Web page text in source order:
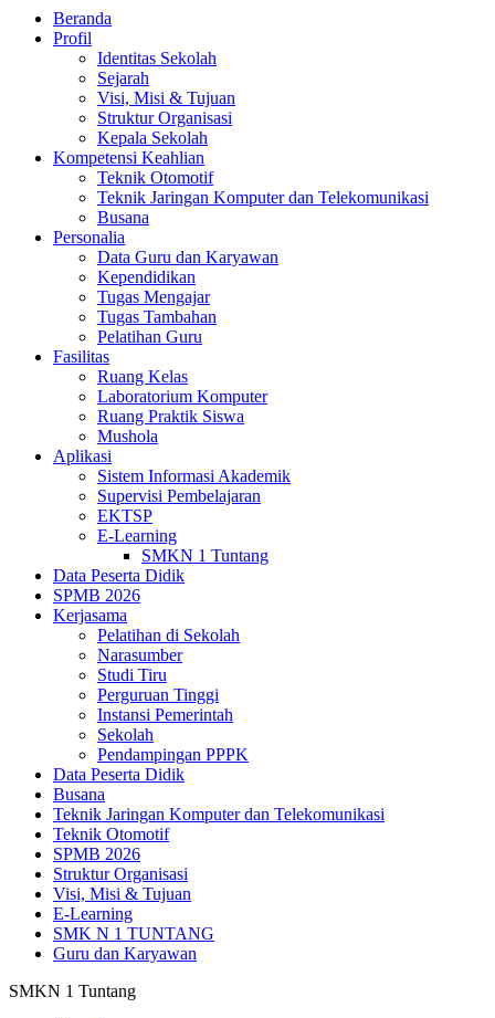
Beranda
Profil
Identitas Sekolah
Sejarah
Visi, Misi & Tujuan
Struktur Organisasi
Kepala Sekolah
Kompetensi Keahlian
Teknik Otomotif
Teknik Jaringan Komputer dan Telekomunikasi
Busana
Personalia
Data Guru dan Karyawan
Kependidikan
Tugas Mengajar
Tugas Tambahan
Pelatihan Guru
Fasilitas
Ruang Kelas
Laboratorium Komputer
Ruang Praktik Siswa
Mushola
Aplikasi
Sistem Informasi Akademik
Supervisi Pembelajaran
EKTSP
E-Learning
SMKN 1 Tuntang
Data Peserta Didik
SPMB 2026
Kerjasama
Pelatihan di Sekolah
Narasumber
Studi Tiru
Perguruan Tinggi
Instansi Pemerintah
Sekolah
Pendampingan PPPK
Data Peserta Didik
Busana
Teknik Jaringan Komputer dan Telekomunikasi
Teknik Otomotif
SPMB 2026
Struktur Organisasi
Visi, Misi & Tujuan
E-Learning
SMK N 1 TUNTANG
Guru dan Karyawan
SMKN 1 Tuntang